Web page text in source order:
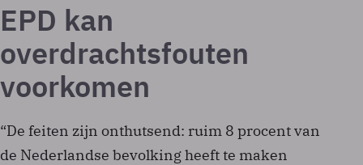
EPD kan
overdrachtsfouten
voorkomen
“De feiten zijn onthutsend: ruim 8 procent van
de Nederlandse bevolking heeft te maken